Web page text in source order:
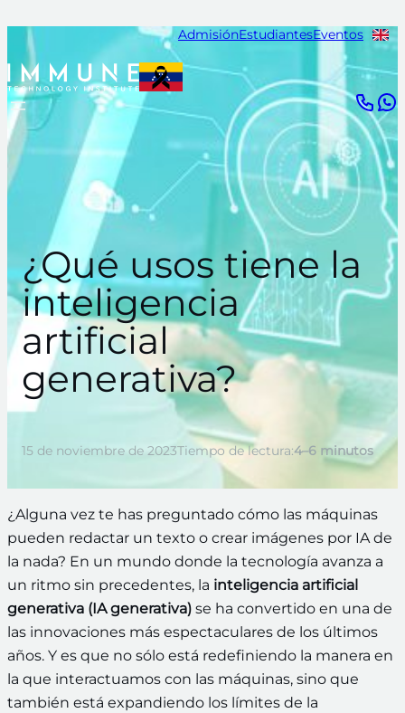
contenido
AdmisiónEstudiantesEventos
¿Qué usos tiene la
inteligencia
artificial
generativa?
15 de noviembre de 2023Tiempo de lectura:4–6 minutos
¿Alguna vez te has preguntado cómo las máquinas
pueden redactar un texto o crear imágenes por IA de
la nada? En un mundo donde la tecnología avanza a
un ritmo sin precedentes, la inteligencia artificial
generativa (IA generativa) se ha convertido en una de
las innovaciones más espectaculares de los últimos
años. Y es que no sólo está redefiniendo la manera en
la que interactuamos con las máquinas, sino que
también está expandiendo los límites de la